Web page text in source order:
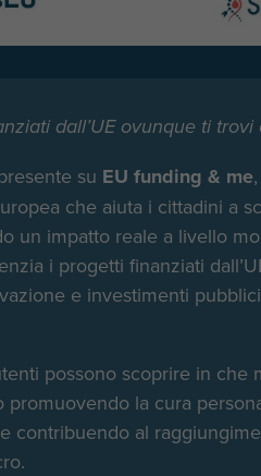
dall’UE ovunque ti
su EU funding & me
che aiuta i cittadini a
un impatto reale a livello
i progetti finanziati
e investimenti
possono scoprire in che
promuovendo la cura
contribuendo al